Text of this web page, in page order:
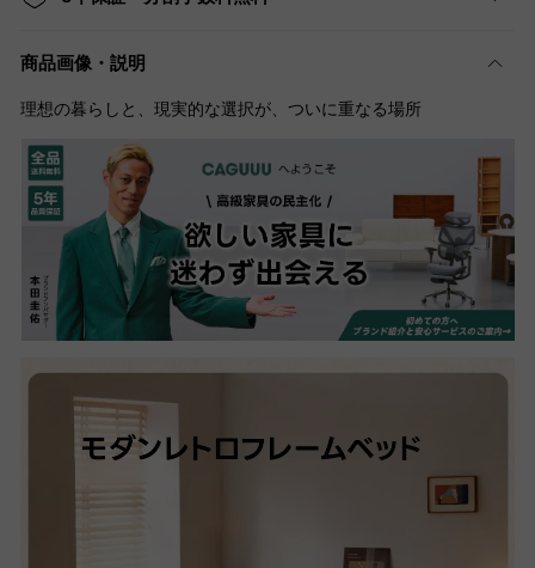
商品画像・説明
理想の暮らしと、現実的な選択が、ついに重なる場所